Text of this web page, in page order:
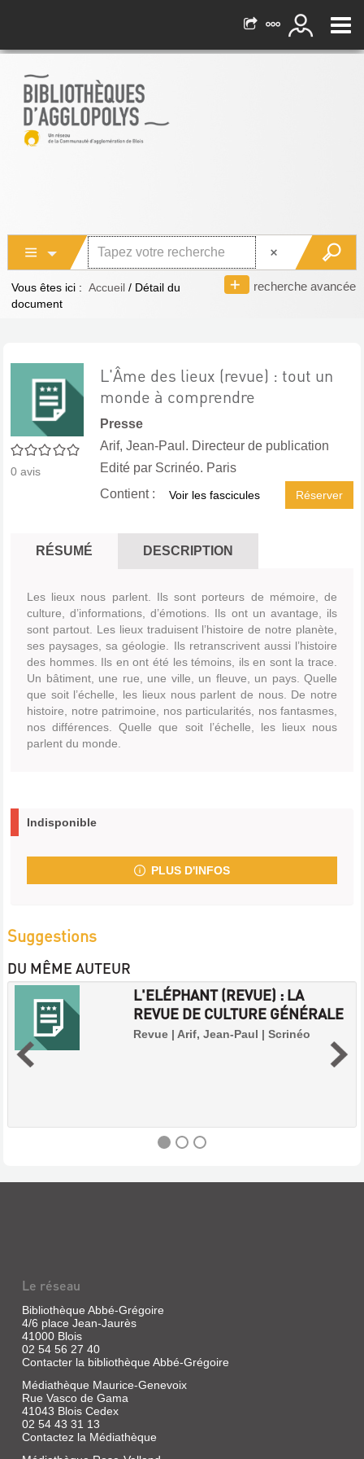
recherche avancée
Vous êtes ici : Accueil / Détail du
document
0/5
0 avis
L'Âme des lieux (revue) : tout un
monde à comprendre
Presse
Arif, Jean-Paul. Directeur de publication
Edité par Scrinéo. Paris
Réserver
Contient : Voir les fascicules
RÉSUMÉ DESCRIPTION
Les lieux nous parlent. Ils sont porteurs de mémoire, de
culture, d’informations, d’émotions. Ils ont un avantage, ils
sont partout. Les lieux traduisent l’histoire de notre planète,
ses paysages, sa géologie. Ils retranscrivent aussi l’histoire
des hommes. Ils en ont été les témoins, ils en sont la trace.
Un bâtiment, une rue, une ville, un fleuve, un pays. Quelle
que soit l’échelle, les lieux nous parlent de nous. De notre
histoire, notre patrimoine, nos particularités, nos fantasmes,
nos différences. Quelle que soit l’échelle, les lieux nous
parlent du monde.
Indisponible
PLUS D'INFOS
Suggestions
DU MÊME AUTEUR
L'ELÉPHANT (REVUE) : LA
REVUE DE CULTURE GÉNÉRALE
Revue | Arif, Jean-Paul | Scrinéo
DE
CULTURE
GÉNÉRALE
Revue
Arif,
Jean-
Paul
Scrinéo
Le réseau
Bibliothèque Abbé-Grégoire
4/6 place Jean-Jaurès
41000 Blois
02 54 56 27 40
Contacter la bibliothèque Abbé-Grégoire
Médiathèque Maurice-Genevoix
Rue Vasco de Gama
41043 Blois Cedex
02 54 43 31 13
Contactez la Médiathèque